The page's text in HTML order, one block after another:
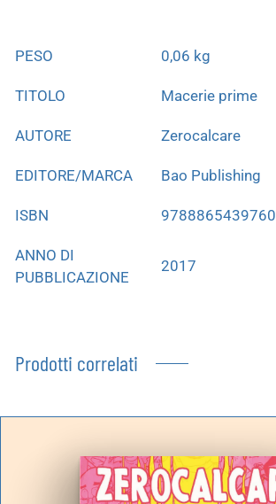
PESO 0,06 kg
TITOLO Macerie prime
AUTORE Zerocalcare
EDITORE/MARCA Bao Publishing
ISBN 9788865439760
ANNO DI
PUBBLICAZIONE
2017
Prodotti correlati